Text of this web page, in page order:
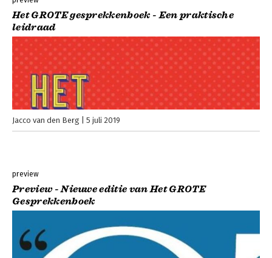
Het GROTE gesprekkenboek - Een praktische
leidraad
Jacco van den Berg 5 juli 2019
preview
Preview - Nieuwe editie van Het GROTE
Gesprekkenboek